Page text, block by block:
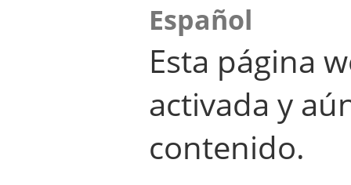
Español
Esta página
activada y
contenido.